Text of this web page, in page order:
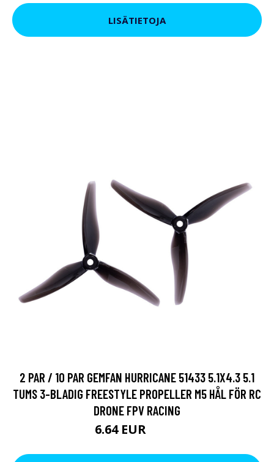
LISÄTIETOJA
2 PAR / 10 PAR GEMFAN HURRICANE 51433 5.1X4.3 5.1
TUMS 3-BLADIG FREESTYLE PROPELLER M5 HÅL FÖR RC
DRONE FPV RACING
6.64 EUR